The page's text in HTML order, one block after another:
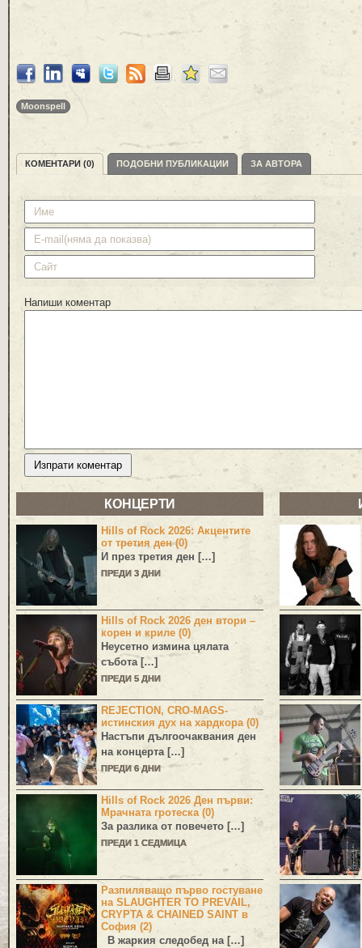
Moonspell
КОМЕНТАРИ (0) ПОДОБНИ ПУБЛИКАЦИИ ЗА АВТОРА
Напиши коментар
КОНЦЕРТИ
Hills of Rock 2026: Акцентите
от третия ден (0)
И през третия ден […]
ПРЕДИ 3 ДНИ
Hills of Rock 2026 ден втори –
корен и криле (0)
Неусетно измина цялата
събота […]
ПРЕДИ 5 ДНИ
REJECTION, CRO-MAGS-
истинския дух на хардкора (0)
Настъпи дългоочаквания ден
на концерта […]
ПРЕДИ 6 ДНИ
Hills of Rock 2026 Ден първи:
Мрачната гротеска (0)
За разлика от повечето […]
ПРЕДИ 1 СЕДМИЦА
Разпиляващо първо гостуване
на SLAUGHTER TO PREVAIL,
CRYPTA & CHAINED SAINT в
София (2)
В жаркия следобед на […]